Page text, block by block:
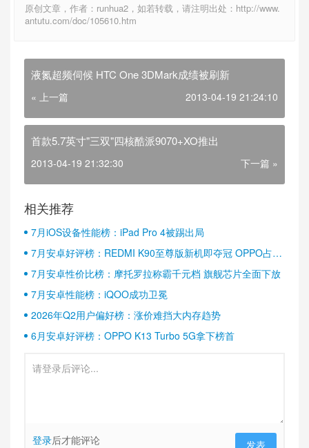
原创文章，作者：runhua2，如若转载，请注明出处：http://www.
antutu.com/doc/105610.htm
液氮超频伺候 HTC One 3DMark成绩被刷新
« 上一篇 2013-04-19 21:24:10
首款5.7英寸"三双"四核酷派9070+XO推出
2013-04-19 21:32:30 下一篇 »
相关推荐
7月iOS设备性能榜：iPad Pro 4被踢出局
7月安卓好评榜：REDMI K90至尊版新机即夺冠 OPPO占据
半壁江山
7月安卓性价比榜：摩托罗拉称霸千元档 旗舰芯片全面下放
7月安卓性能榜：iQOO成功卫冕
2026年Q2用户偏好榜：涨价难挡大内存趋势
6月安卓好评榜：OPPO K13 Turbo 5G拿下榜首
登录后才能评论 发表